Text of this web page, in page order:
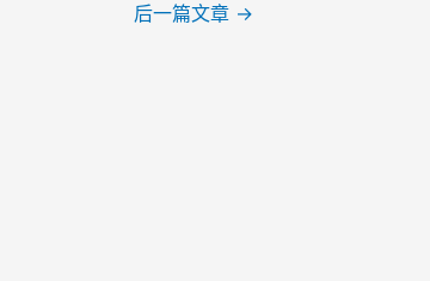
后一篇文章 →